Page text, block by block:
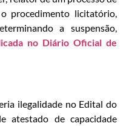
procedimento licitatório,
a suspensão,
no Diário Oficial de
ilegalidade no Edital do
atestado de capacidade